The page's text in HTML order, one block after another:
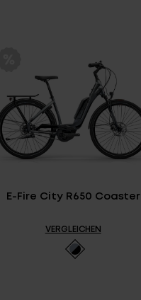
E-Fire City R650 Coaster
VERGLEICHEN